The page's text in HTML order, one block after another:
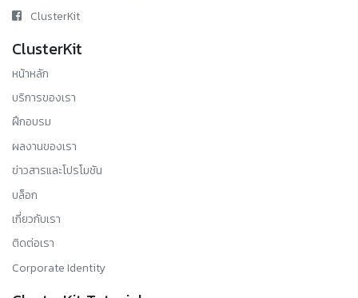
ClusterKit
ClusterKit
หน้าหลัก
บริการของเรา
ฝึกอบรม
ผลงานของเรา
ข่าวสารและโปรโมชัน
บล็อก
เกี่ยวกับเรา
ติดต่อเรา
Corporate Identity